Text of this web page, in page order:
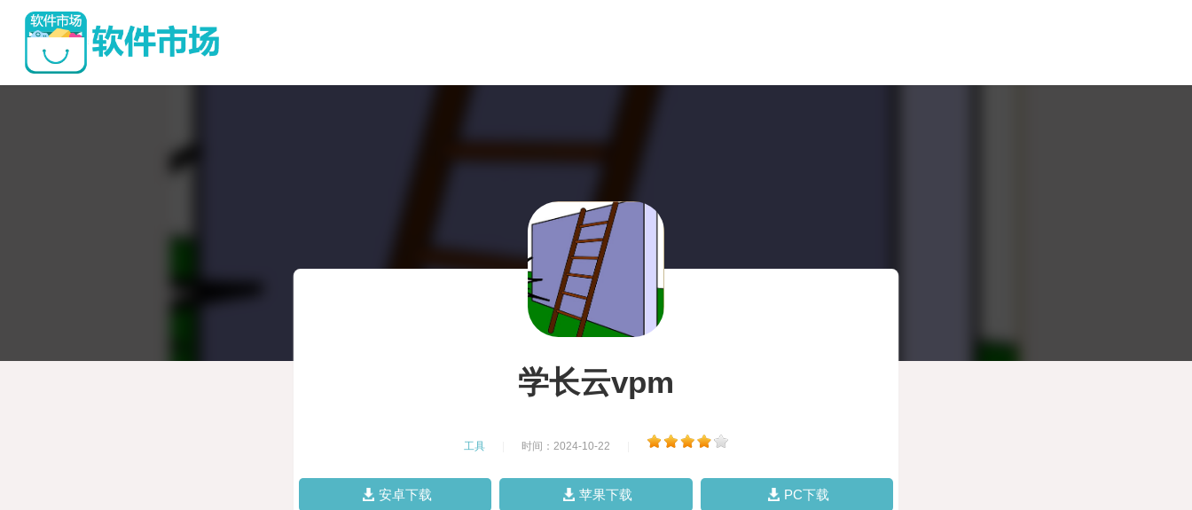
学长云vpm
工具 时间：2024-10-22
安卓下载 苹果下载 PC下载